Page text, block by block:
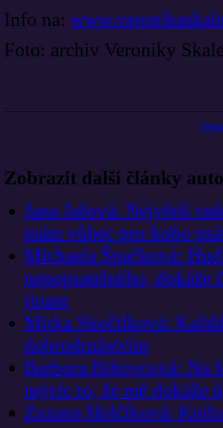
Info na:
Foto: archiv Veroniky
<
Zobrazit další články
Jana Jašová: Největší
mám vůbec pro koho
Michaela Špačková:
nepopsatelného,
jinam
Mirka Skočílková:
dobrodružstvím
Barbora Biňovcová: Na
nejvíc to, že mě dokáže
Zuzana Holčíková: